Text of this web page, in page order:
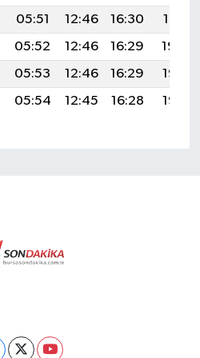
05:51 12:46 16:30
19:31
05:52 12:46 16:29
19:30
05:53 12:46 16:29
19:28
05:54 12:45 16:28 19:27